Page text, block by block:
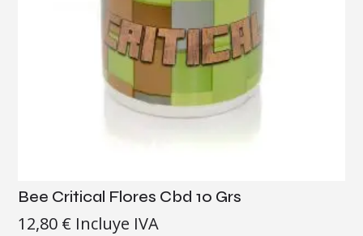
Bee Critical Flores Cbd 10 Grs
12,80 € Incluye IVA